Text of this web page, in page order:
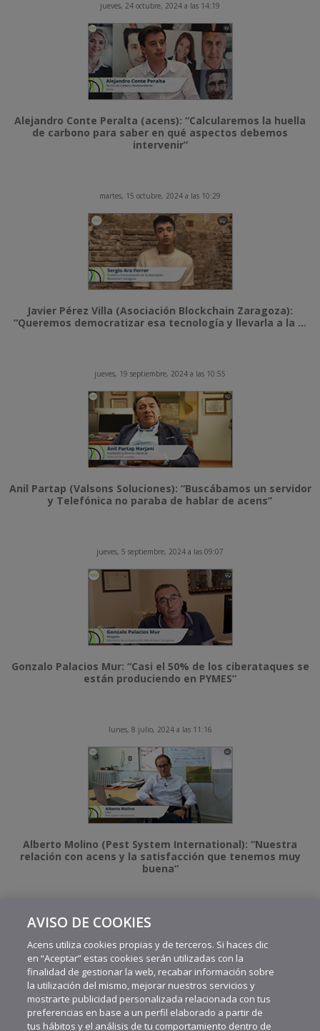
jueves, 24 octubre, 2024 a las 14:19
Alejandro Conte Peralta (acens): “Calcularemos la huella
de carbono para saber en qué aspectos debemos
intervenir”
martes, 15 octubre, 2024 a las 10:29
Javier Pérez Villa (Asociación Blockchain Zaragoza):
“Queremos democratizar esa tecnología y llevarla a la ...
jueves, 19 septiembre, 2024 a las 10:55
Anil Partap (Valsons Soluciones): “Buscábamos un servidor
y Telefónica no paraba de hablar de acens”
jueves, 5 septiembre, 2024 a las 09:07
Gonzalo Palacios Mur: “Casi el 50% de los ciberataques se
están produciendo en PYMES”
lunes, 8 julio, 2024 a las 11:16
Alberto Molino (Pest System International): “Nuestra
relación con acens y la satisfacción que tenemos muy
buena”
MÁS VIDEOS RECIENTES
AVISO DE COOKIES
Acens utiliza cookies propias y de terceros. Si haces clic
en “Aceptar” estas cookies serán utilizadas con la
finalidad de gestionar la web, recabar información sobre
la utilización del mismo, mejorar nuestros servicios y
mostrarte publicidad personalizada relacionada con tus
preferencias en base a un perfil elaborado a partir de
tus hábitos y el análisis de tu comportamiento dentro de